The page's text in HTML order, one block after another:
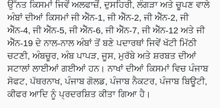
ਅੰਬਾਂ ਦੀਆਂ ਕਿਸਮਾਂ ਜੀ ਐੱਨ-1, ਜੀ ਐੱਨ-2, ਜੀ ਐੱਨ-2, ਜੀ
ਐੱਨ-4, ਜੀ ਐੱਨ-5, ਜੀ ਐੱਨ-6, ਜੀ ਐੱਨ-7, ਜੀ ਐੱਨ-12 ਅਤੇ ਜੀ
ਐੱਨ-19 ਦੇ ਨਾਲ-ਨਾਲ ਅੰਬਾਂ ਤੋਂ ਬਣੇ ਪਦਾਰਥਾਂ ਜਿਵੇਂ ਖੱਟੀ ਮਿੱਠੀ
ਚਟਣੀ, ਅੰਬਚੂਰ, ਅੰਬ ਪਾਪੜ, ਜੂਸ, ਮੁਰੱਬੇ ਅਤੇ ਸ਼ਰਬਤ ਦੀਆਂ
ਸਟਾਲਾਂ ਲਾਈਆਂ ਗਈਆਂ ਹਨ। ਨਾਖਾਂ ਦੀਆਂ ਕਿਸਮਾਂ ਵਿਚ ਪੰਜਾਬ
ਸੋਫਟ, ਪੱਥਰਨਾਖ, ਪੰਜਾਬ ਗੋਲਡ, ਪੰਜਾਬ ਨੈਕਟਰ, ਪੰਜਾਬ ਬਿਊਟੀ,
ਕੀਫਰ ਆਦਿ ਨੂੰ ਪ੍ਰਦਰਸ਼ਿਤ ਕੀਤਾ ਗਿਆ ਹੈ।
ਫਲ ਵਿਗਿਆਨ ਵਿਭਾਗ ਦੇ ਮੁਖੀ ਡਾ. ਐੱਚ ਐੱਸ ਰਤਨਪਾਲ ਨੇ